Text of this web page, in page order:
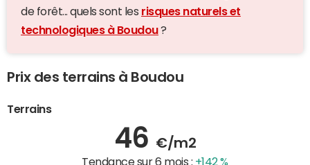
de forêt... quels sont les risques naturels et
technologiques à Boudou?
Prix des terrains à Boudou
Terrains
46 €/m2
Tendance sur 6 mois : +142 %